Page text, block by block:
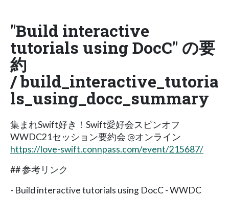
"Build interactive
tutorials using DocC" の要
約
/ build_interactive_tutoria
ls_using_docc_summary
集まれSwift好き！Swift愛好会スピンオフ
WWDC21セッション要約会 @オンライン
https://love-swift.connpass.com/event/215687/
## 参考リンク
- Build interactive tutorials using DocC - WWDC